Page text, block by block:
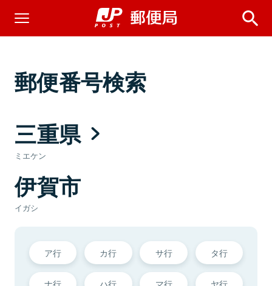
郵便番号検索
三重県
ミエケン
伊賀市
イガシ
ア行 カ行 サ行 タ行
ナ行 ハ行 マ行 ヤ行